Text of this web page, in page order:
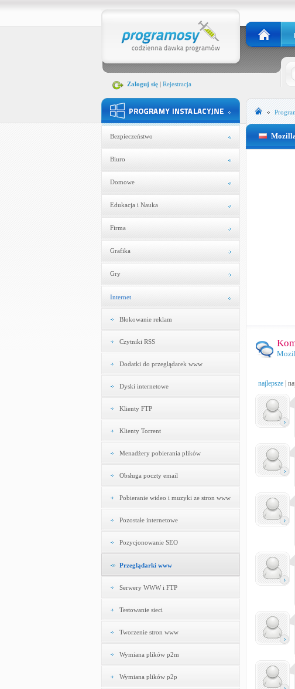
Zaloguj się| Rejestracja
Bezpieczeństwo
Biuro
Domowe
Edukacja i Nauka
Firma
Grafika
Gry
Internet
Blokowanie reklam
Czytniki RSS
Dodatki do przeglądarek www
Dyski internetowe
Klienty FTP
Klienty Torrent
Menadżery pobierania plików
Obsługa poczty email
Pobieranie wideo i muzyki ze stron www
Pozostałe internetowe
Pozycjonowanie SEO
Przeglądarki www
Serwery WWW i FTP
Testowanie sieci
Tworzenie stron www
Wymiana plików p2m
Wymiana plików p2p
najlepsze|